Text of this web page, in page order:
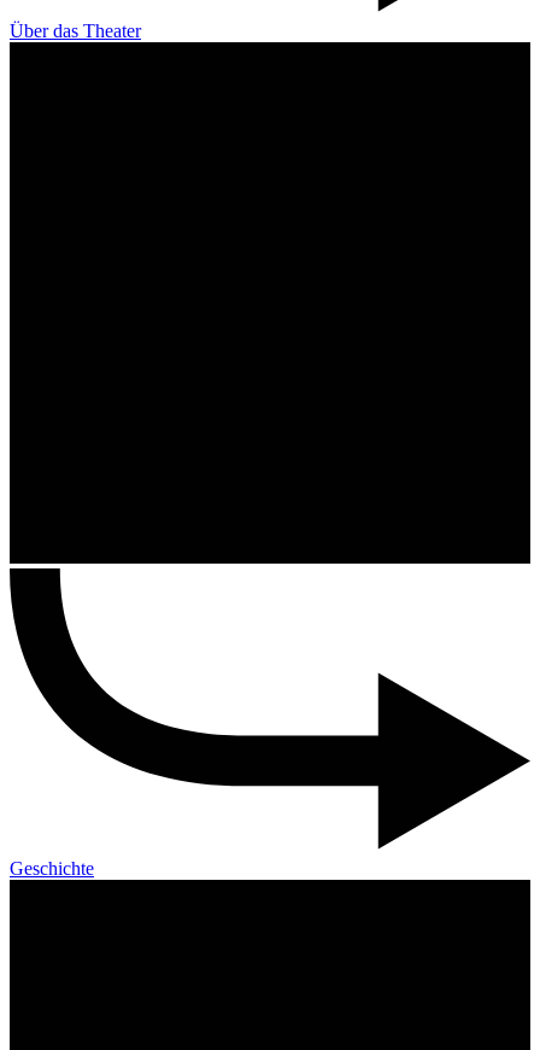
Über das Theater
Geschichte